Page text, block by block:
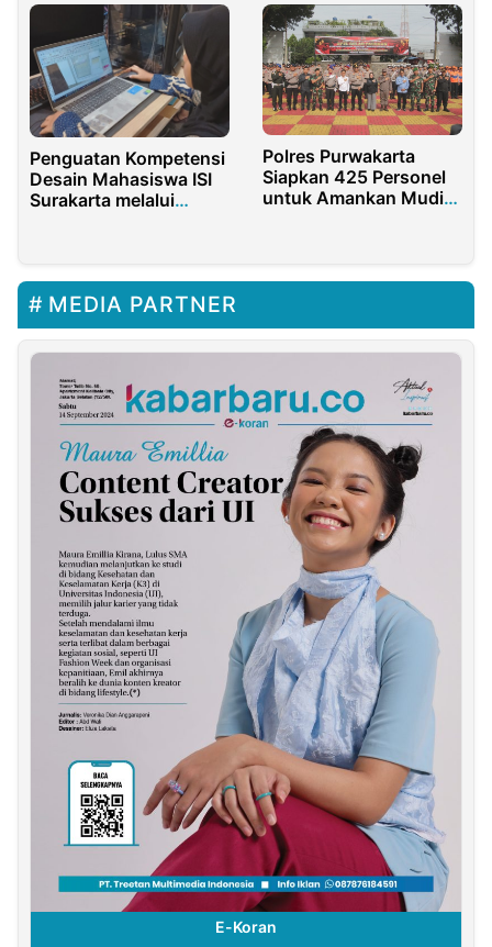
Penguatan Kompetensi
Desain Mahasiswa ISI
Surakarta melalui
Polres Purwakarta
Siapkan 425 Personel
untuk Amankan Mudik
MEDIA PARTNER
E-Koran